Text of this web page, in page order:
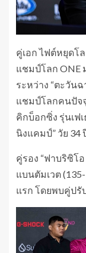
คู่เอก ไฟต์หยุดโ
แชมป์โลก ONE
ระหว่าง “ตะวัน
แชมป์โลกคนปัจ
คิกบ็อกซิ่ง รุ่นเฟ
นิงแคมป์” วัย 34
คู่รอง “ฟาบริซิโ
แบนตัมเวต
แรก โดยพบคู่ปรั